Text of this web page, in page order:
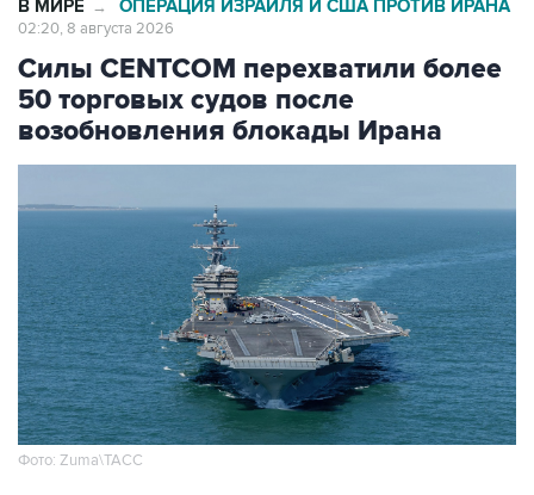
Силы CENTCOM перехватили более
50 торговых судов после
возобновления блокады Ирана
Фото: Zuma\ТАСС
Москва. 8 августа. INTERFAX.RU -